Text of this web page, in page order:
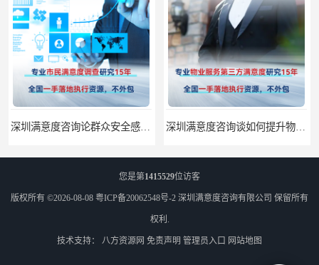
您是第1415529位访客
版权所有 ©2026-08-08 粤ICP备20062548号-2 深圳满意度咨询有限公司 保留所有
权利.
技术支持： 八方资源网 免责声明 管理员入口 网站地图